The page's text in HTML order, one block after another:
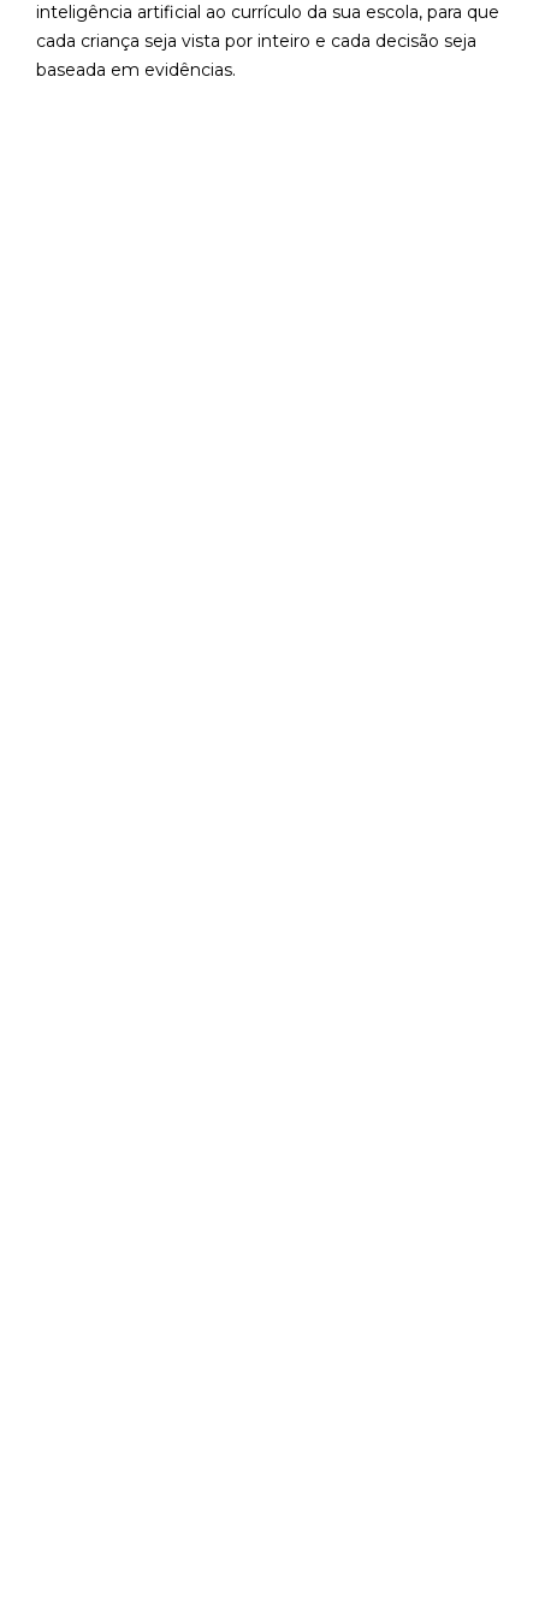
inteligência artificial ao currículo da sua escola, para que
cada criança seja vista por inteiro e cada decisão seja
baseada em evidências.